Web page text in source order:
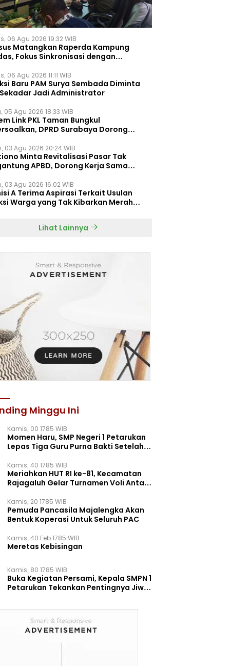
06 Agu 2026 19:32 WIB
Matangkan Raperda Kampung
Fokus Sinkronisasi dengan
06 Agu 2026 11:11 WIB
Baru PAM Surya Sembada Diminta
Jadi Administrator
05 Agu 2026 18:33 WIB
Link PKL Taman Bungkul
DPRD Surabaya Dorong
03 Agu 2026 20:24 WIB
Minta Revitalisasi Pasar Tak
APBD, Dorong Kerja Sama
03 Agu 2026 16:02 WIB
A Terima Aspirasi Terkait Usulan
Warga yang Tak Kibarkan Merah
Lihat Lainnya
Minggu Ini
Kamis, 00 1785 WIB
Momen Haru, SMP Negeri 1 Petarukan
Lepas Tiga Guru Purna Bakti Setelah
Kamis, 40 1785 WIB
Meriahkan HUT RI ke-81, Kecamatan
Rajagaluh Gelar Turnamen Voli Antar
Kamis, 20 1785 WIB
Pemuda Pancasila Majalengka Akan
Bentuk Koperasi Untuk Seluruh PAC
Kamis, 40 Feb 1785 WIB
Meretas Kebisingan
Kamis, 80 1785 WIB
Buka Kegiatan Persami, Kepala SMPN 1
Petarukan Tekankan Pentingnya Jiwa